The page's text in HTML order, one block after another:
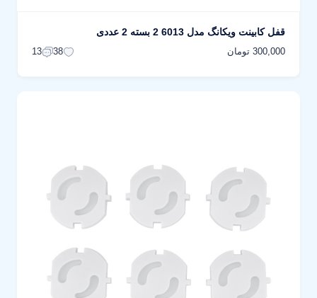
قفل کابینت ویکانگ مدل 6013 2 بسته 2 عددی
300,000 تومان 38
13